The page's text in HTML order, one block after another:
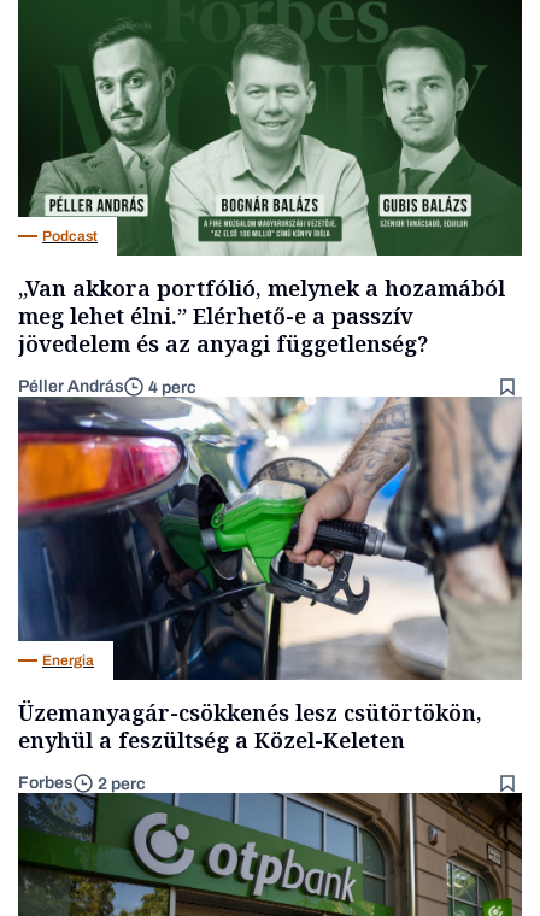
Podcast
„Van akkora portfólió, melynek a hozamából
meg lehet élni.” Elérhető-e a passzív
jövedelem és az anyagi függetlenség?
Péller András 4 perc
Energia
Üzemanyagár-csökkenés lesz csütörtökön,
enyhül a feszültség a Közel-Keleten
Forbes 2 perc